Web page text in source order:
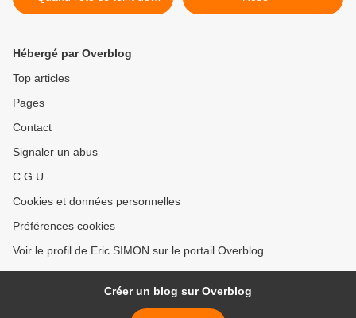
rouille »
Hébergé par Overblog
Top articles
Pages
Contact
Signaler un abus
C.G.U.
Cookies et données personnelles
Préférences cookies
Voir le profil de Eric SIMON sur le portail Overblog
Créer un blog sur Overblog